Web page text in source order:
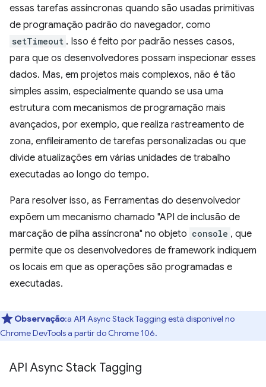
essas tarefas assíncronas quando são usadas primitivas
de programação padrão do navegador, como
setTimeout . Isso é feito por padrão nesses casos,
para que os desenvolvedores possam inspecionar esses
dados. Mas, em projetos mais complexos, não é tão
simples assim, especialmente quando se usa uma
estrutura com mecanismos de programação mais
avançados, por exemplo, que realiza rastreamento de
zona, enfileiramento de tarefas personalizadas ou que
divide atualizações em várias unidades de trabalho
executadas ao longo do tempo.
Para resolver isso, as Ferramentas do desenvolvedor
expõem um mecanismo chamado "API de inclusão de
marcação de pilha assíncrona" no objeto console , que
permite que os desenvolvedores de framework indiquem
os locais em que as operações são programadas e
executadas.
Observação:a API Async Stack Tagging está disponível no
Chrome DevTools a partir do Chrome 106.
API Async Stack Tagging